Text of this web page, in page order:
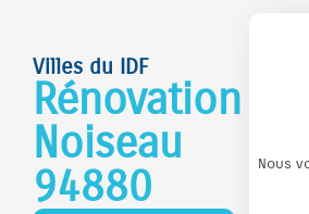
Villes du IDF
Rénovation
Noiseau
94880
Nous